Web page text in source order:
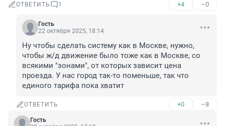
ОТВЕТИТЬ 1 +4 –0
Гость
22 октября 2025, 18:14
Ну чтобы сделать систему как в Москве, нужно,
чтобы ж/д движение было тоже как в Москве, со
всякими "зонами", от которых зависит цена
проезда. У нас город так-то поменьше, так что
единого тарифа пока хватит
ОТВЕТИТЬ +0 –8
Гость